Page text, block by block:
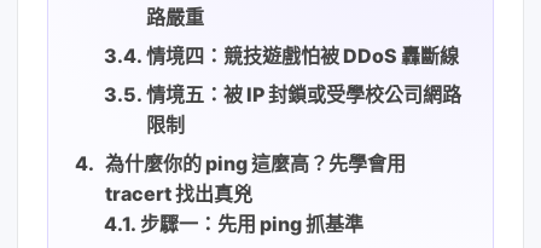
路嚴重
情境四：競技遊戲怕被 DDoS 轟斷線
情境五：被 IP 封鎖或受學校公司網路
限制
為什麼你的 ping 這麼高？先學會用
tracert 找出真兇
步驟一：先用 ping 抓基準